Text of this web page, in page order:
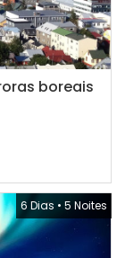
boreais
6 Dias • 5 Noites